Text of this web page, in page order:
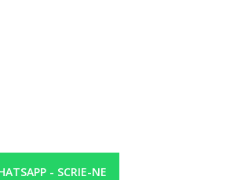
- SCRIE-NE